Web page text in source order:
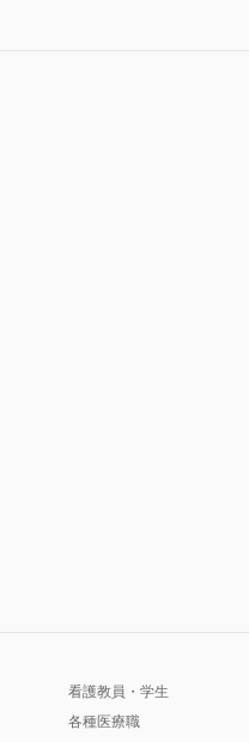
看護教員・学生
各種医療職